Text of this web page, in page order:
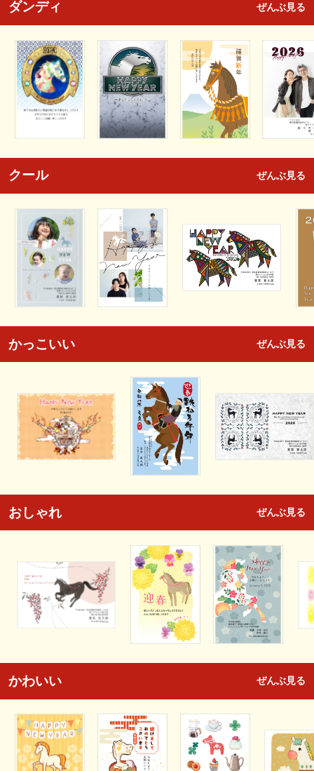
ダンディ ぜんぶ見る
クール ぜんぶ見る
かっこいい ぜんぶ見る
おしゃれ ぜんぶ見る
かわいい ぜんぶ見る